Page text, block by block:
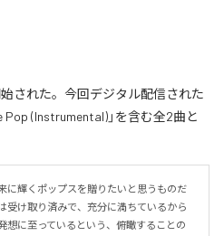
始された。今回デジタル配信された
Pop (Instrumental)」を含む全2曲と
に輝くポップスを贈りたいと思うものだ
受け取り済みで、充分に満ちているから
想に至っているという、俯瞰することの